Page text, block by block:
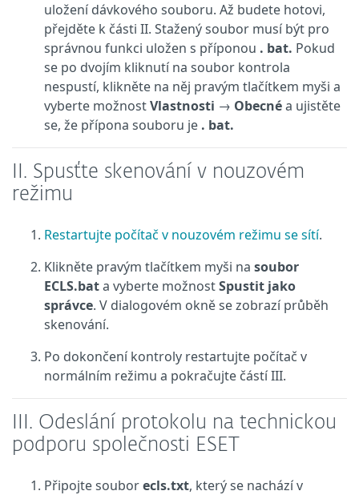
uložení dávkového souboru. Až budete hotovi,
přejděte k části II. Stažený soubor musí být pro
správnou funkci uložen s příponou . bat. Pokud
se po dvojím kliknutí na soubor kontrola
nespustí, klikněte na něj pravým tlačítkem myši a
vyberte možnostVlastnosti → Obecnéa ujistěte
se, že přípona souboru je . bat.
II. Spusťte skenování v nouzovém
režimu
Restartujte počítač v nouzovém režimu se sítí.
Klikněte pravým tlačítkem myši na soubor
ECLS.bata vyberte možnostSpustit jako
správce. V dialogovém okně se zobrazí průběh
skenování.
Po dokončení kontroly restartujte počítač v
normálním režimu a pokračujte částí III.
III. Odeslání protokolu na technickou
podporu společnosti ESET
Připojte souborecls.txt, který se nachází v